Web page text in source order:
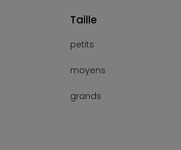
Taille
petits
moyens
grands